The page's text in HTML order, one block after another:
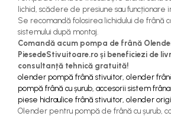
lichid, scădere de presiune sau funcționare
Se recomandă folosirea lichidului de frână
sistemului după montaj.
Comandă acum pompa de frână
PiesedeStivuitoare.ro și beneficiezi de
consultanță tehnică gratuită!
olender pompă frână stivuitor, olender
pompă frână cu șurub, accesorii sistem
piese hidraulice frână stivuitor, olender
Olender pentru pompă de frână cu șurub,